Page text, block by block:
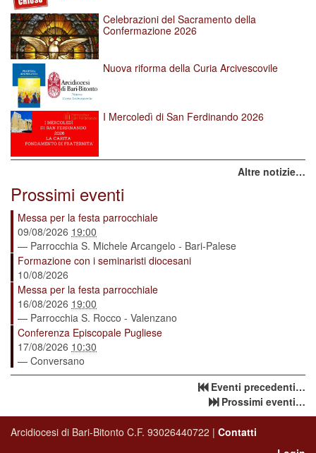
Celebrazioni del Sacramento della
Confermazione 2026
Nuova riforma della Curia Arcivescovile
I Mercoledì di San Ferdinando 2026
Altre notizie…
Prossimi eventi
Messa per la festa parrocchiale
09/08/2026 19:00
— Parrocchia S. Michele Arcangelo - Bari-Palese
Formazione con i seminaristi diocesani
10/08/2026
Messa per la festa parrocchiale
16/08/2026 19:00
— Parrocchia S. Rocco - Valenzano
Conferenza Episcopale Pugliese
17/08/2026 10:30
— Conversano
Eventi precedenti…
Prossimi eventi…
Arcidiocesi di Bari-Bitonto C.F. 93026440722 | Contatti